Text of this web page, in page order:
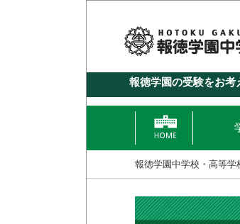
報徳学園の受験をお考
報徳学園中学校・高等学